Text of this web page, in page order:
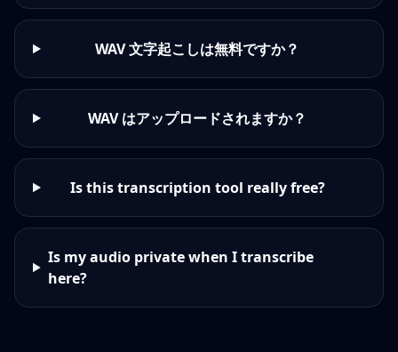
WAV 文字起こしは無料ですか？
WAV はアップロードされますか？
Is this transcription tool really free?
Is my audio private when I transcribe
here?